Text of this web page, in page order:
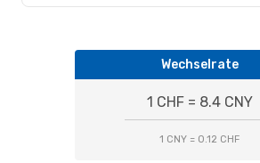
Wechselrate
1 CHF = 8.4 CNY
1 CNY = 0.12 CHF